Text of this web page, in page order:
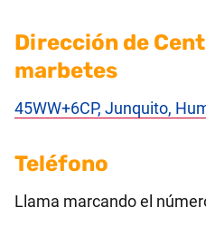
Dirección de
marbetes
45WW+6CP, Junquito,
Teléfono
Llama marcando el